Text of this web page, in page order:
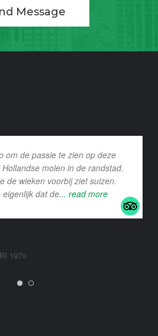
Message
om de passie te zien op deze
molen in de randstad.
de wieken voorbij ziet suizen.
dat de... read more
1970